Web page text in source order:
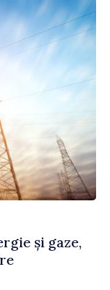
și gaze,